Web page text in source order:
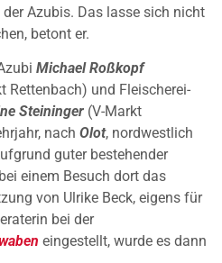
der Azubis. Das lasse sich nicht
betont er.
Michael Roßkopf
Rettenbach) und Fleischerei-
Steininger (V-Markt
nach Olot, nordwestlich
guter bestehender
einem Besuch dort das
von Ulrike Beck, eigens für
bei der
eingestellt, wurde es dann